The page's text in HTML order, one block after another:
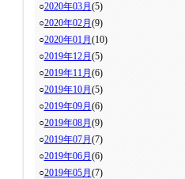
○2020年03月 (5)
○2020年02月 (9)
○2020年01月 (10)
○2019年12月 (5)
○2019年11月 (6)
○2019年10月 (5)
○2019年09月 (6)
○2019年08月 (9)
○2019年07月 (7)
○2019年06月 (6)
○2019年05月 (7)